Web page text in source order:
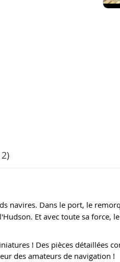
navires. Dans le port, le
Et avec toute sa force,
! Des pièces détaillées
des amateurs de navigation !